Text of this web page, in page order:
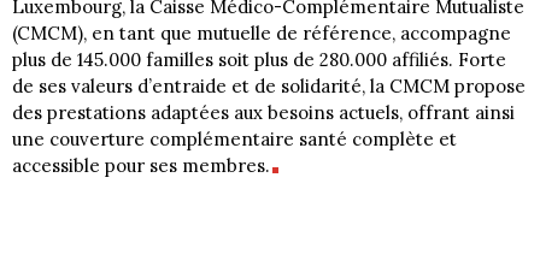
Luxembourg, la Caisse Médico-Complémentaire Mutualiste
(CMCM), en tant que mutuelle de référence, accompagne
plus de 145.000 familles soit plus de 280.000 affiliés. Forte
de ses valeurs d’entraide et de solidarité, la CMCM propose
des prestations adaptées aux besoins actuels, offrant ainsi
une couverture complémentaire santé complète et
accessible pour ses membres.